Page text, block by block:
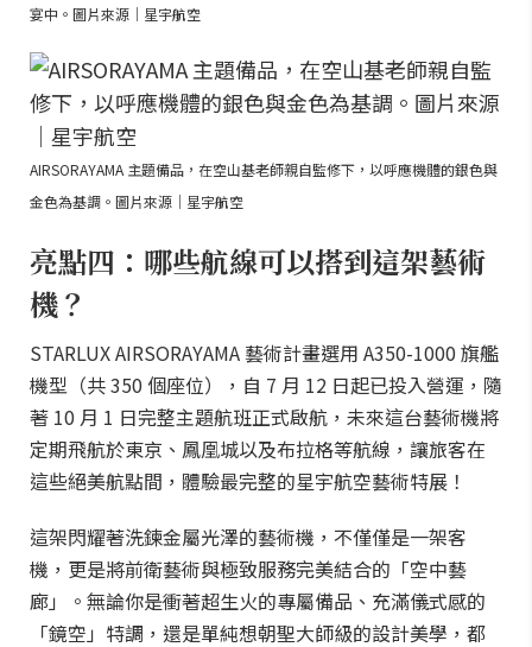
宴中。圖片來源｜星宇航空
AIRSORAYAMA 主題備品，在空山基老師親自監修下，以呼應機體的銀色與
金色為基調。圖片來源｜星宇航空
亮點四：哪些航線可以搭到這架藝術
機？
STARLUX AIRSORAYAMA 藝術計畫選用 A350-1000 旗艦
機型（共 350 個座位），自 7 月 12 日起已投入營運，隨
著 10 月 1 日完整主題航班正式啟航，未來這台藝術機將
定期飛航於東京、鳳凰城以及布拉格等航線，讓旅客在
這些絕美航點間，體驗最完整的星宇航空藝術特展！
這架閃耀著洗鍊金屬光澤的藝術機，不僅僅是一架客
機，更是將前衛藝術與極致服務完美結合的「空中藝
廊」。無論你是衝著超生火的專屬備品、充滿儀式感的
「鏡空」特調，還是單純想朝聖大師級的設計美學，都